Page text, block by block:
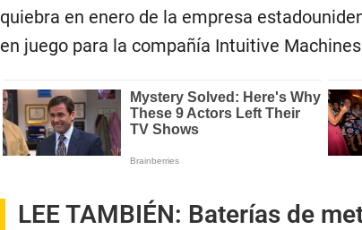
quiebra en enero de la empresa
en juego para la compañía Intuitive
LEE TAMBIÉN: Baterías de